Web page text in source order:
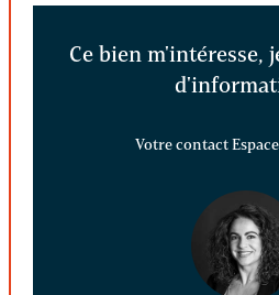
Ce bien m'intéresse,
Votre contact